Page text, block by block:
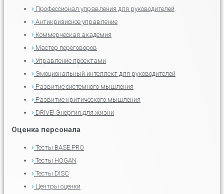
Профессионал управления для руководителей
Антикризисное управление
Коммерческая академия
Мастер переговоров
Управление проектами
Эмоциональный интеллект для руководителей
Развитие системного мышления
Развитие критического мышления
DRIVE! Энергия для жизни
Оценка персонала
Тесты BASE.PRO
Тесты HOGAN
Тесты DISC
Центры оценки